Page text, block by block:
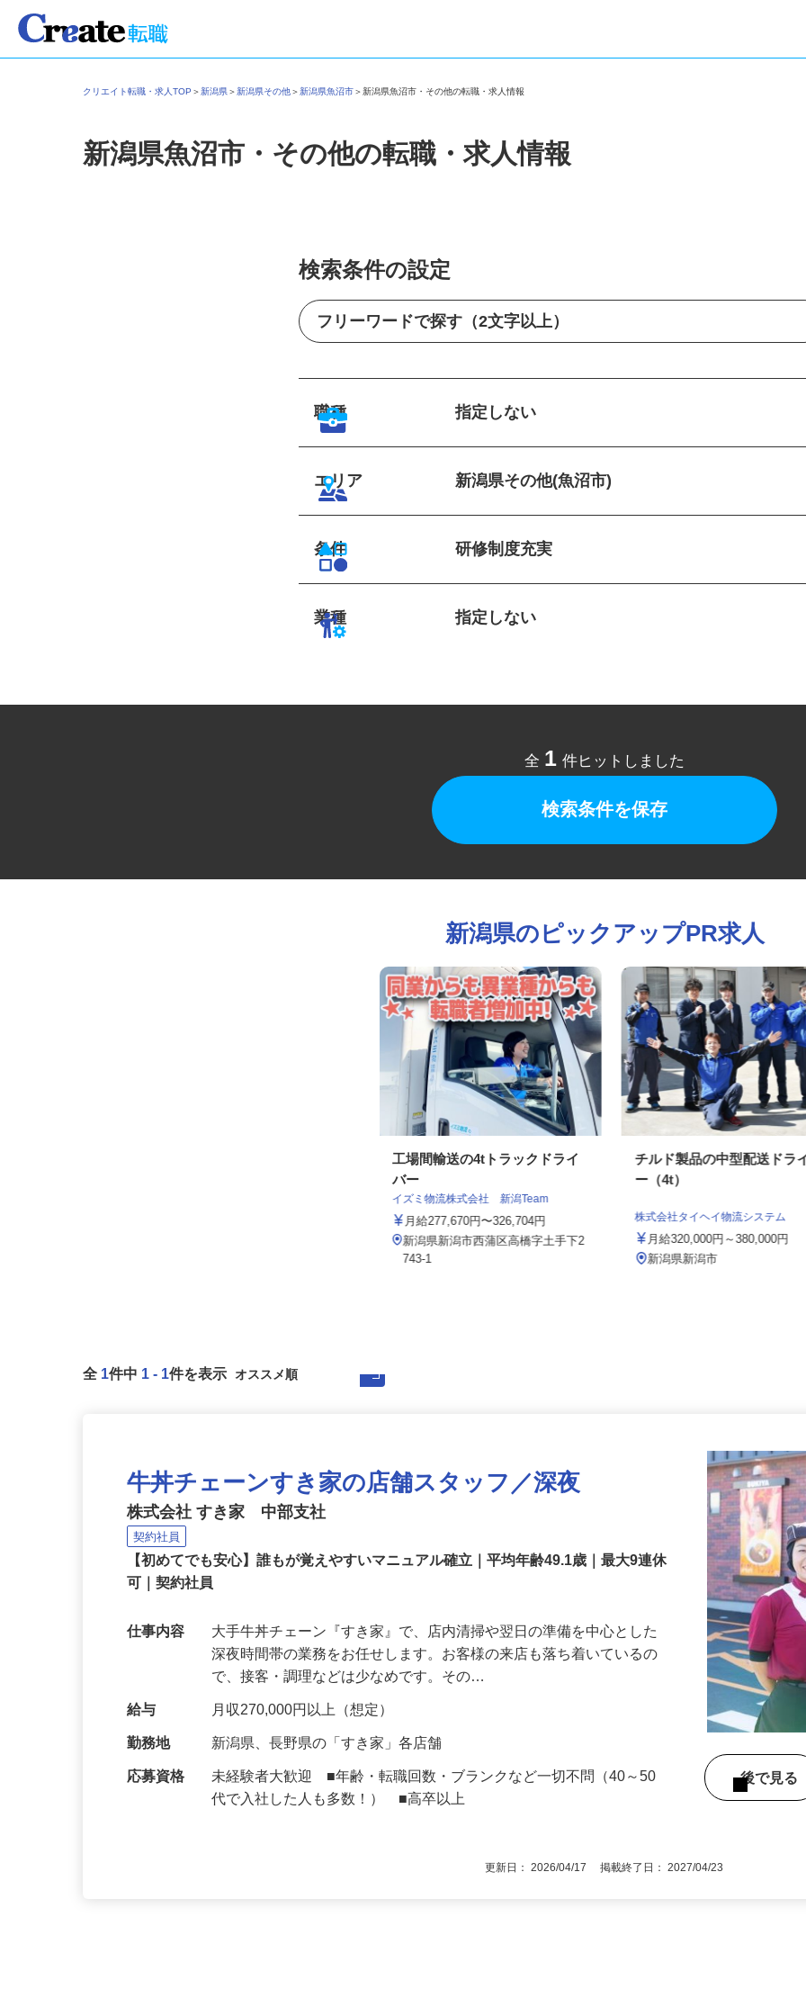
クリエイト転職・求人TOP＞新潟県＞新潟県その他＞新潟県魚沼市＞新潟県魚沼市・その他の転職・求人情報
新潟県魚沼市・その他の転職・求人情報
検索条件の設定
職種 指定しない
エリア 新潟県その他(魚沼市)
条件 研修制度充実
業種 指定しない
全1件ヒットしました
検索条件を保存
新潟県のピックアップPR求人
工場間輸送の4tトラックドライ
バー
イズミ物流株式会社 新潟Team
月給277,670円〜326,704円
新潟県新潟市西蒲区高橋字土手下2
チルド製品の中型配送ド
株式会社タイヘイ物流システム
月給320,000円～380,000円
牛丼チェーンすき家の店舗スタッフ／深夜
株式会社 すき家 中部支社
契約社員
【初めてでも安心】誰もが覚えやすいマニュアル確立｜平均年齢49.1歳｜最大9連休
大手牛丼チェーン『すき家』で、店内清掃や翌日の準備を中心とした
深夜時間帯の業務をお任せします。お客様の来店も落ち着いているの
で、接客・調理などは少なめです。その…
給与 月収270,000円以上（想定）
勤務地 新潟県、長野県の「すき家」各店舗
未経験者大歓迎 ■年齢・転職回数・ブランクなど一切不問（40～50